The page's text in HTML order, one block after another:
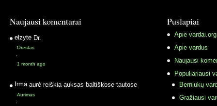
Naujausi komentarai
elzyte Dr.
Orestas
·
1 month ago
Irma aurė reiškia auksas baltiškose tautose
Aurimas
·
Puslapiai
Apie vardai.org
Apie vardus
Naujausi
Populiariausi
Berniukų
Gražiausi